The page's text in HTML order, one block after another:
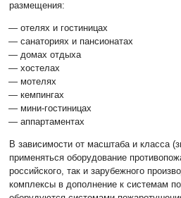
размещения:
отелях и гостиницах
санаториях и пансионатах
домах отдыха
хостелах
мотелях
кемпингах
мини-гостиницах
аппартаментах
В зависимости от масштаба и класса
применяться оборудование
российского, так и зарубежного
комплексы в дополнение к системам